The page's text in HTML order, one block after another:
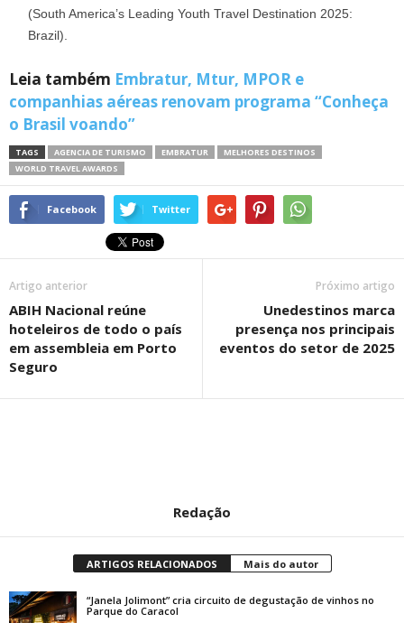
(South America’s Leading Youth Travel Destination 2025:
Brazil).
Leia também Embratur, Mtur, MPOR e
companhias aéreas renovam programa “Conheça
o Brasil voando”
TAGS AGENCIA DE TURISMO EMBRATUR
MELHORES DESTINOS
WORLD TRAVEL AWARDS
Facebook Twitter
Artigo anterior
ABIH Nacional reúne
hoteleiros de todo o país
em assembleia em Porto
Seguro
Próximo artigo
Unedestinos marca
presença nos principais
eventos do setor de 2025
Redação
ARTIGOS RELACIONADOS Mais do autor
“Janela Jolimont” cria circuito de degustação de vinhos no
Parque do Caracol